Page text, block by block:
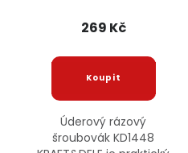
269 Kč
Úderový rázový
šroubovák KD1448